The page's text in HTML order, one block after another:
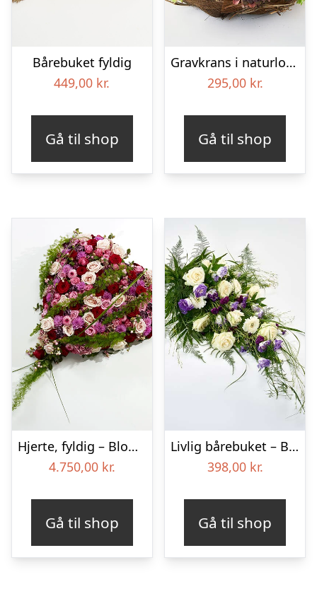
Bårebuket fyldig
449,00 kr.
Gå til shop
Gravkrans i naturlook – Blomster til begravelse
295,00 kr.
Gå til shop
Hjerte, fyldig – Blomster til begravelse
4.750,00 kr.
Gå til shop
Livlig bårebuket – Blomster til begravelse
398,00 kr.
Gå til shop